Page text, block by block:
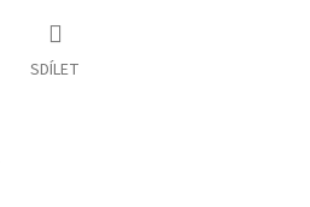
SDÍLET